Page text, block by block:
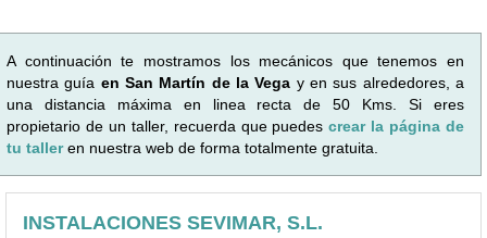
A continuación te mostramos los mecánicos que tenemos en
nuestra guía en San Martín de la Vega y en sus alrededores, a
una distancia máxima en linea recta de 50 Kms. Si eres
propietario de un taller, recuerda que puedescrear la página de
tu talleren nuestra web de forma totalmente gratuita.
INSTALACIONES SEVIMAR, S.L.